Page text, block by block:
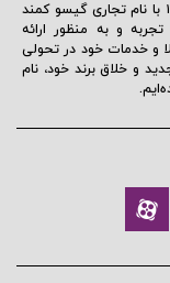
ما فعالیت خود را از سال ۱۳۸۳ با نام تجاری گیسو کمند
و پس از ۱۳ سال تجربه و به منظور ارائه
و خدمات خود در تحولی
و خلاق برند خود، نام